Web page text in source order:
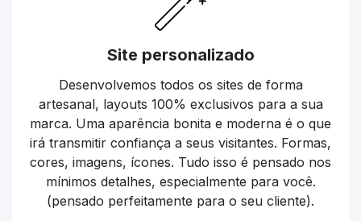
Site personalizado
Desenvolvemos todos os sites de forma
artesanal, layouts 100% exclusivos para a sua
marca. Uma aparência bonita e moderna é o que
irá transmitir confiança a seus visitantes. Formas,
cores, imagens, ícones. Tudo isso é pensado nos
mínimos detalhes, especialmente para você.
(pensado perfeitamente para o seu cliente).